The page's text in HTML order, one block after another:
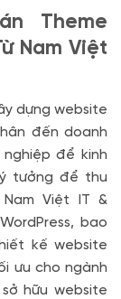
Theme
Nam Việt
dựng website
đến doanh
để kinh
tưởng để thu
Việt IT &
bao
kế website
ưu cho ngành
hữu website